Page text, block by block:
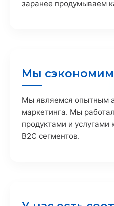
заранее продумываем
Мы
Мы являемся опытным
маркетинга. Мы
продуктами и услугами
B2C сегментов.